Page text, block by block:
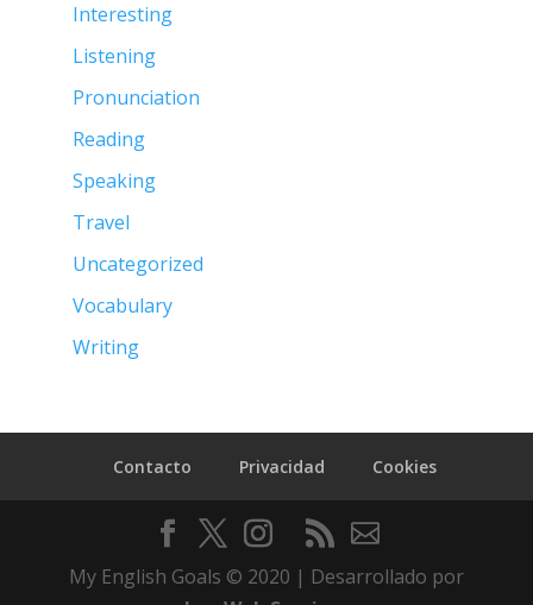
Interesting
Listening
Pronunciation
Reading
Speaking
Travel
Uncategorized
Vocabulary
Writing
Contacto Privacidad Cookies
My English Goals © 2020 | Desarrollado por